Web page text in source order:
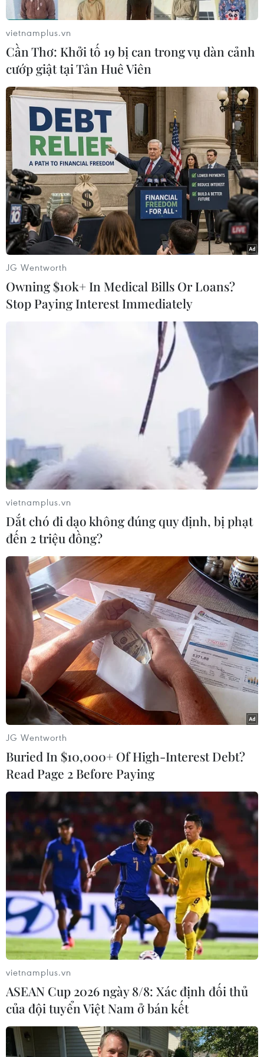
Chiến dịch "Gửi quà góp Tết" diễn ra trên toàn
quốc từ 25/12/2013 đến hết ngày 25/2/2024 do
Trung ương Hội Chữ thập Đỏ Việt Nam phát
động nhân dịp Tết Nguyên đán Giáp Thìn 2024.
Đây là chiến dịch gây Quỹ cộng đồng chính
thống và quy mô nhất cả nước, kêu gọi các nhà
hảo tâm, các tổ chức - doanh nghiệp trong và
ngoài nước dành sự quan tâm đến đồng bào
khó khăn, tiếp nối truyền thống "Lá lành đùm lá
rách" của dân tộc thông qua hình thức "Gửi quà
góp Tết" sáng tạo và minh bạch./.
(TTXVN/Vietnam+)
vietnamplus.vn
Cần Thơ: Khởi tố 19 bị can trong vụ dàn cảnh
cướp giật tại Tân Huê Viên
JG Wentworth
Owning $10k+ In Medical Bills Or Loans?
Stop Paying Interest Immediately
vietnamplus.vn
Dắt chó đi dạo không đúng quy định, bị phạt
đến 2 triệu đồng?
JG Wentworth
Buried In $10,000+ Of High-Interest Debt?
Read Page 2 Before Paying
vietnamplus.vn
ASEAN Cup 2026 ngày 8/8: Xác định đối thủ
của đội tuyển Việt Nam ở bán kết